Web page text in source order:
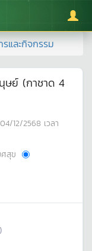
และกิจกรรม
ษย์ (กาชาด 4
04/12/2568 เวลา
สุข